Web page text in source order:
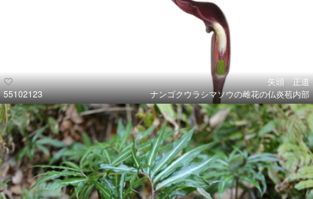
55102123
矢頭 正道
ナンゴクウラシマソウの雌花の仏炎苞内部